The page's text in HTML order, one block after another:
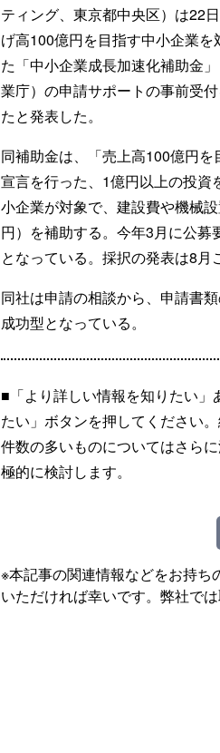
ティング、東京都中央区）は22
げ高100億円を目指す中小企業を
た「中小企業成長加速化補助金
業庁）の申請サポートの事前受
たと発表した。
同補助金は、「売上高100億円を
宣言を行った、1億円以上の投資
小企業が対象で、建設費や機械
円）を補助する。今年3月に公
となっている。採択の発表は8月
同社は申請の相談から、申請書
成功型となっている。
■「より詳しい情報を知りたい」
たい」ボタンを押してください
件数の多いものについてはさら
極的に検討します。
※本記事の関連情報などをお持ち
いただければ幸いです。弊社で